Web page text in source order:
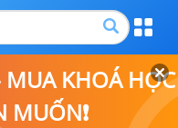
MUA KHOÁ HỌC
MUỐN❗